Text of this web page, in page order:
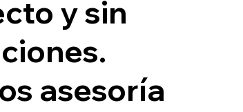
y sin
asesoría